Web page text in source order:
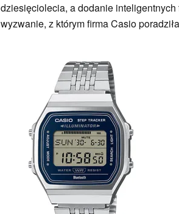
dziesięciolecia, a dodanie
wyzwanie, z którym firma Casio